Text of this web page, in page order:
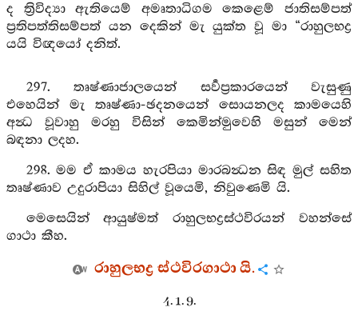
ද ත්‍රිවිද්‍යා ඇතියෙම් අමෘතාධිගම කෙළෙම් ජාතිසම්පත්
ප්‍රතිපත්තිසම්පත් යන දෙකින් මැ යුක්ත වූ මා “රාහුලභද්‍ර
යයි විඥයෝ දනිත්.
297. තෘෂ්ණාජාලයෙන් සර්‍වප්‍රකාරයෙන් වැසුණු
එහෙයින් මැ තෘෂ්ණා-ඡදනයෙන් සොයනලද කාමයෙහි
අන්‍ධ වූවාහු මරහු විසින් කෙමින්මුවෙහි මසුන් මෙන්
බඳනා ලදහ.
298. මම ඒ කාමය හැරපියා මාරබන්‍ධන සිඳ මුල් සහිත
තෘෂ්ණාව උදුරාපියා සිහිල් වූයෙමි, නිවුණෙමි යි.
මෙසෙයින් ආයුෂ්මත් රාහුලභද්‍රස්ථවිරයන් වහන්සේ
ගාථා කීහ.
රාහුලභද්‍ර ස්ථවිරගාථා යි.
4. 1. 9.